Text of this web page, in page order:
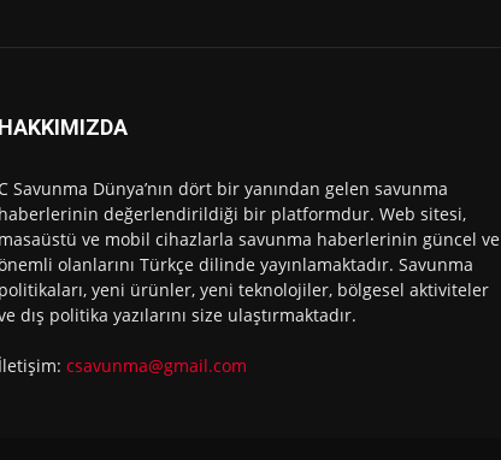
HAKKIMIZDA
Savunma Dünya’nın dört bir yanından gelen savunma
haberlerinin değerlendirildiği bir platformdur. Web sitesi,
masaüstü ve mobil cihazlarla savunma haberlerinin güncel ve
olanlarını Türkçe dilinde yayınlamaktadır. Savunma
politikaları, yeni ürünler, yeni teknolojiler, bölgesel aktiviteler
dış politika yazılarını size ulaştırmaktadır.
İletişim: csavunma@gmail.com